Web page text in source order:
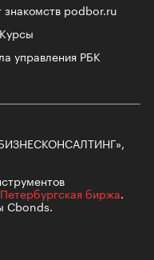
знакомств podbor.ru
управления РБК
биржа.
Cbonds.